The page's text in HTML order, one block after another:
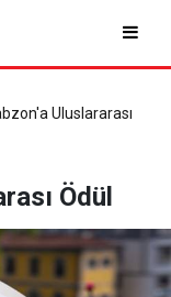
Uluslararası
Ödül